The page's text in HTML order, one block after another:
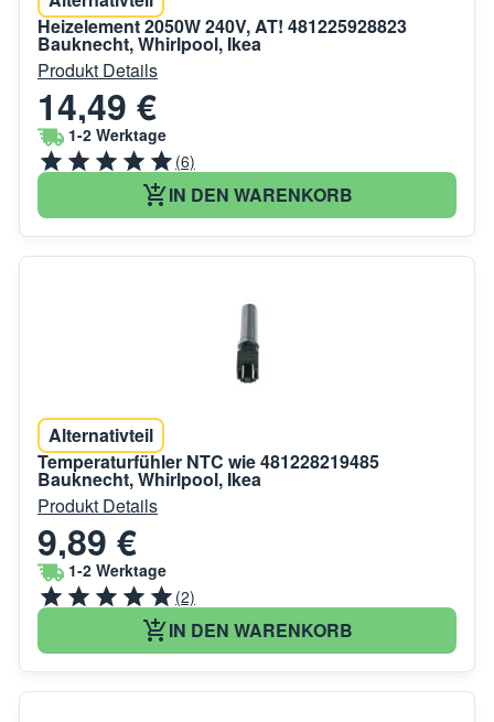
Heizelement 2050W 240V, AT! 481225928823
Bauknecht, Whirlpool, Ikea
Produkt Details
14,49 €
1-2 Werktage
(6)
IN DEN WARENKORB
Alternativteil
Temperaturfühler NTC wie 481228219485
Bauknecht, Whirlpool, Ikea
Produkt Details
9,89 €
1-2 Werktage
(2)
IN DEN WARENKORB